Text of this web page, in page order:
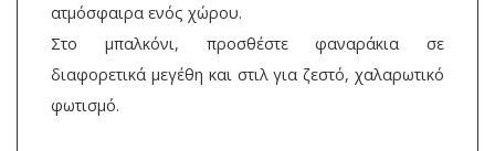
ατμόσφαιρα ενός χώρου.
Στο μπαλκόνι, προσθέστε φαναράκια σε
διαφορετικά μεγέθη και στιλ για ζεστό, χαλαρωτικό
φωτισμό.